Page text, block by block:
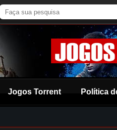
Jogos Torrent Política